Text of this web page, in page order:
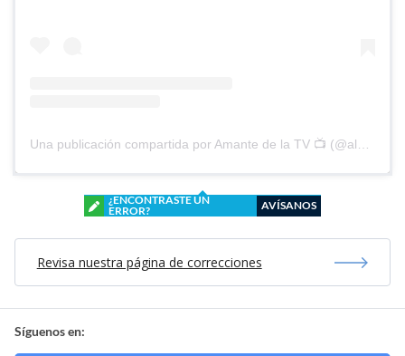
Una publicación compartida por Amante de la TV 📺 (@alguien_te_observa)
¿ENCONTRASTE UN
ERROR?
AVÍSANOS
Revisa nuestra página de correcciones
Síguenos en: